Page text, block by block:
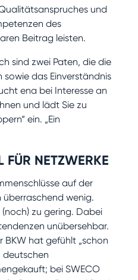
und
des
Beitrag leisten.
sind zwei Paten, die die
das Einverständnis
ena bei Interesse an
und lädt Sie zu
ein. „Ein
FÜR NETZWERKE
auf der
überraschend wenig.
zu gering. Dabei
unübersehbar.
BKW hat gefühlt „schon
deutschen
bei SWECO